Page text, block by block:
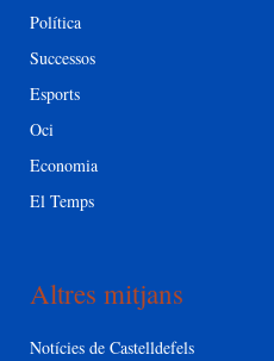
Política
Successos
Esports
Oci
Economia
El Temps
Altres mitjans
Notícies de Castelldefels